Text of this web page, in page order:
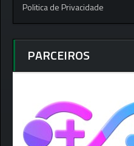
Politica de Privacidade
PARCEIROS